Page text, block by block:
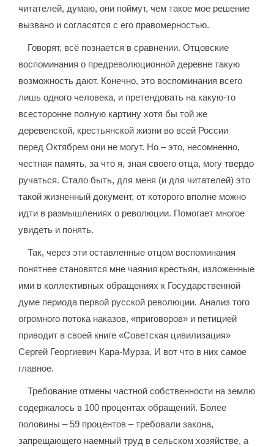
читателей, думаю, они поймут, чем такое мое решение
вызвано и согласятся с его правомерностью.
Говорят, всё познается в сравнении. Отцовские
воспоминания о предреволюционной деревне такую
возможность дают. Конечно, это воспоминания всего
лишь одного человека, и претендовать на какую-то
всесторонне полную картину хотя бы той же
деревенской, крестьянской жизни во всей России
перед Октябрем они не могут. Но – это, несомненно,
честная память, за что я, зная своего отца, могу твердо
ручаться. Стало быть, для меня (и для читателей) это
такой жизненный документ, от которого вполне можно
идти в размышлениях о революции. Помогает многое
увидеть и понять.
Так, через эти оставленные отцом воспоминания
понятнее становятся мне чаяния крестьян, изложенные
ими в коллективных обращениях к Государственной
думе периода первой русской революции. Анализ того
огромного потока наказов, «приговоров» и петицией
приводит в своей книге «Советская цивилизация»
Сергей Георгиевич Кара-Мурза. И вот что в них самое
главное.
Требование отмены частной собственности на землю
содержалось в 100 процентах обращений. Более
половины – 59 процентов – требовали закона,
запрещающего наемный труд в сельском хозяйстве, а